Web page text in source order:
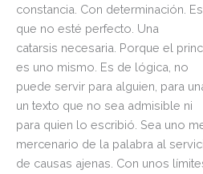
constancia. Con determinación.
que no esté perfecto. Una
catarsis necesaria. Porque el
es uno mismo. Es de lógica, no
puede servir para alguien, para
un texto que no sea admisible ni
para quien lo escribió. Sea uno
mercenario de la palabra al
de causas ajenas. Con unos